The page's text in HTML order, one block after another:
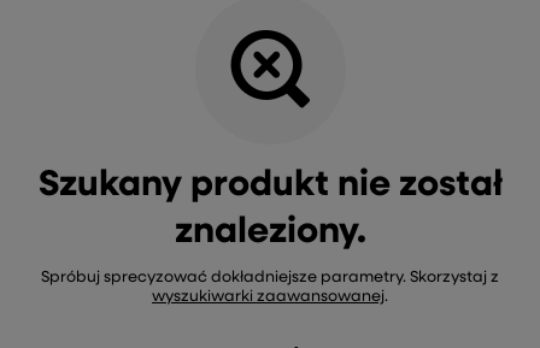
Szukany produkt nie został
znaleziony.
Spróbuj sprecyzować dokładniejsze parametry. Skorzystaj z
wyszukiwarki zaawansowanej.